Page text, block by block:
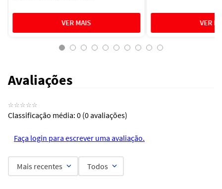
Avaliações
☆☆☆☆☆
Classificação média: 0 (0 avaliações)
Faça login para escrever uma avaliação.
Mais recentes Todos